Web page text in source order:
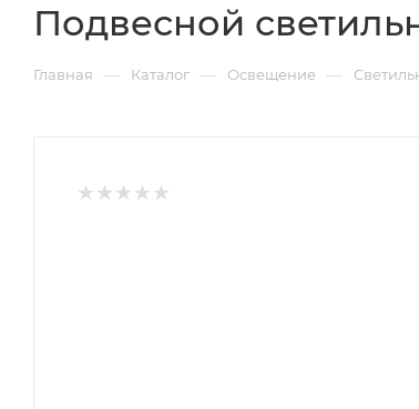
Подвесной
Главная — Каталог — Освещение —